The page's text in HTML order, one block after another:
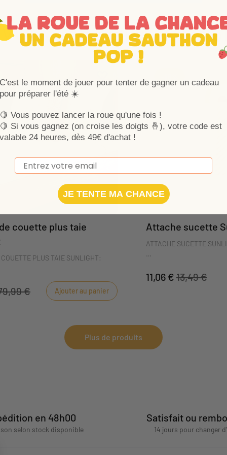
aimerez
couette plus taie
COUETTE PLUS TAIE SUNLIGHT:
s'adapte sur un lit 120x60 ou
Housse de couette de 100x135 cm et
€ Ajouter au panier
Attache sucette
ATTACHE SUCETTE
en-ciel séduira bébé
Pratique, il évitera à
DIMENSIONS ; 8 x 19 x 4,5
11,06 € 13,49 €
Plus de produits
en 48h00
selon stock disponible
Satisfait ou
14 jours pour changer
C'est le moment de jouer pour tenter de gagner un cadeau
pour préparer l'été ☀️
🍋 Vous pouvez lancer la roue qu'une fois !
🍋 Si vous gagnez (on croise les doigts 🤞), votre code est
valable 24 heures, dès 49€ d'achat !
Email
JE TENTE MA CHANCE